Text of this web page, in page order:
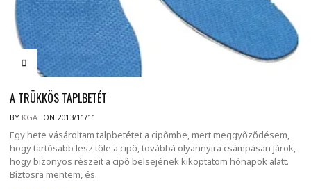
A TRÜKKÖS TAPLBETÉT
BY KGA ON 2013/11/11
Egy hete vásároltam talpbetétet a cipőmbe, mert meggyőződésem,
hogy tartósabb lesz tőle a cipő, továbbá olyannyira csámpásan járok,
hogy bizonyos részeit a cipő belsejének kikoptatom hónapok alatt.
Biztosra mentem, és.